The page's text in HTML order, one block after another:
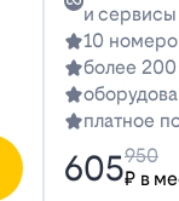
и сервисы
10
более 200
платное
605₽ в
950